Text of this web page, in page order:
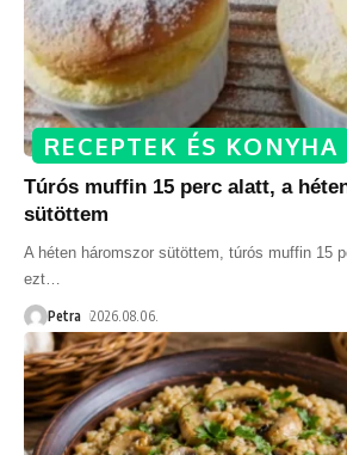
RECEPTEK ÉS KONYHA
Túrós muffin 15 perc alatt, a
sütöttem
A héten háromszor sütöttem, túrós muffin 15
ezt
Petra 2026.08.06.